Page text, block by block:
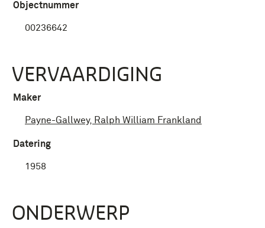
Objectnummer
00236642
VERVAARDIGING
Maker
Payne-Gallwey, Ralph William Frankland
Datering
1958
ONDERWERP